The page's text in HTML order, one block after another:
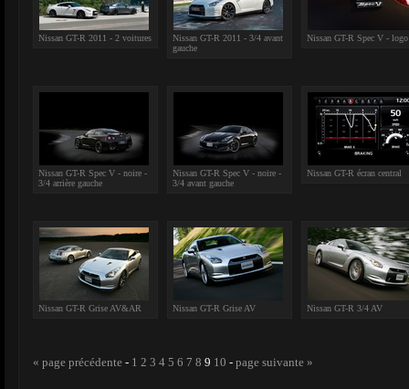
Nissan GT-R 2011 - 2 voitures
Nissan GT-R 2011 - 3/4 avant
gauche
Nissan GT-R Spec V - logo
Nissan GT-R Spec V - noire -
3/4 arrière gauche
Nissan GT-R Spec V - noire -
3/4 avant gauche
Nissan GT-R écran central
Nissan GT-R Grise AV&AR Nissan GT-R Grise AV Nissan GT-R 3/4 AV
« page précédente - 1 2 3 4 5 6 7 8 9 10 - page suivante »